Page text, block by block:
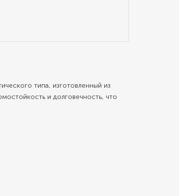
типа, изготовленный из
и долговечность, что